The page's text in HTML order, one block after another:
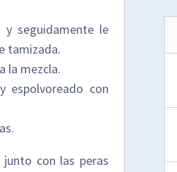
y seguidamente le
tamizada.
la mezcla.
espolvoreado con
con las peras